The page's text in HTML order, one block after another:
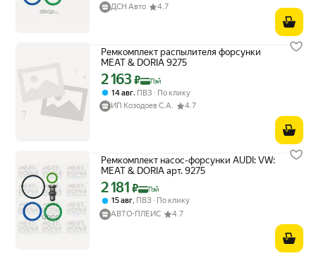
ДСН Авто
4.7
Ремкомплект распылителя форсунки
MEAT & DORIA 9275
Цена с картой Яндекс Пэй 2163 ₽ вместо
2 163₽ Пэй
14 авг, ПВЗ
По клику
ИП Козодоев С.А.
4.7
Ремкомплект насос-форсунки AUDI: VW:
MEAT & DORIA арт. 9275
Цена с картой Яндекс Пэй 2181 ₽ вместо
2 181 ₽ Пэй
15 авг, ПВЗ
По клику
АВТО-ПЛЕЙС
4.7